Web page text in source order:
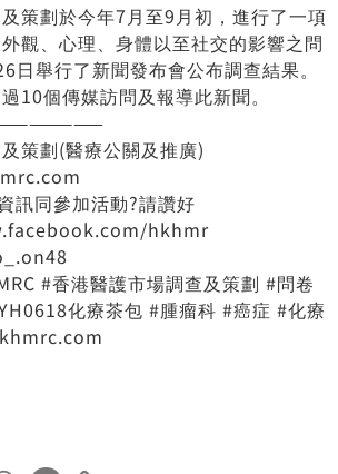
策劃於今年7月至9月初，進行了一項
觀、心理、身體以至社交的影響之問
日舉行了新聞發布會公布調查結果。
10個傳媒訪問及報導此新聞。
策劃(醫療公關及推廣)
訊同參加活動?請讚好
hkhmr
#香港醫護市場調查及策劃 #問卷
化療茶包 #腫瘤科 #癌症 #化療